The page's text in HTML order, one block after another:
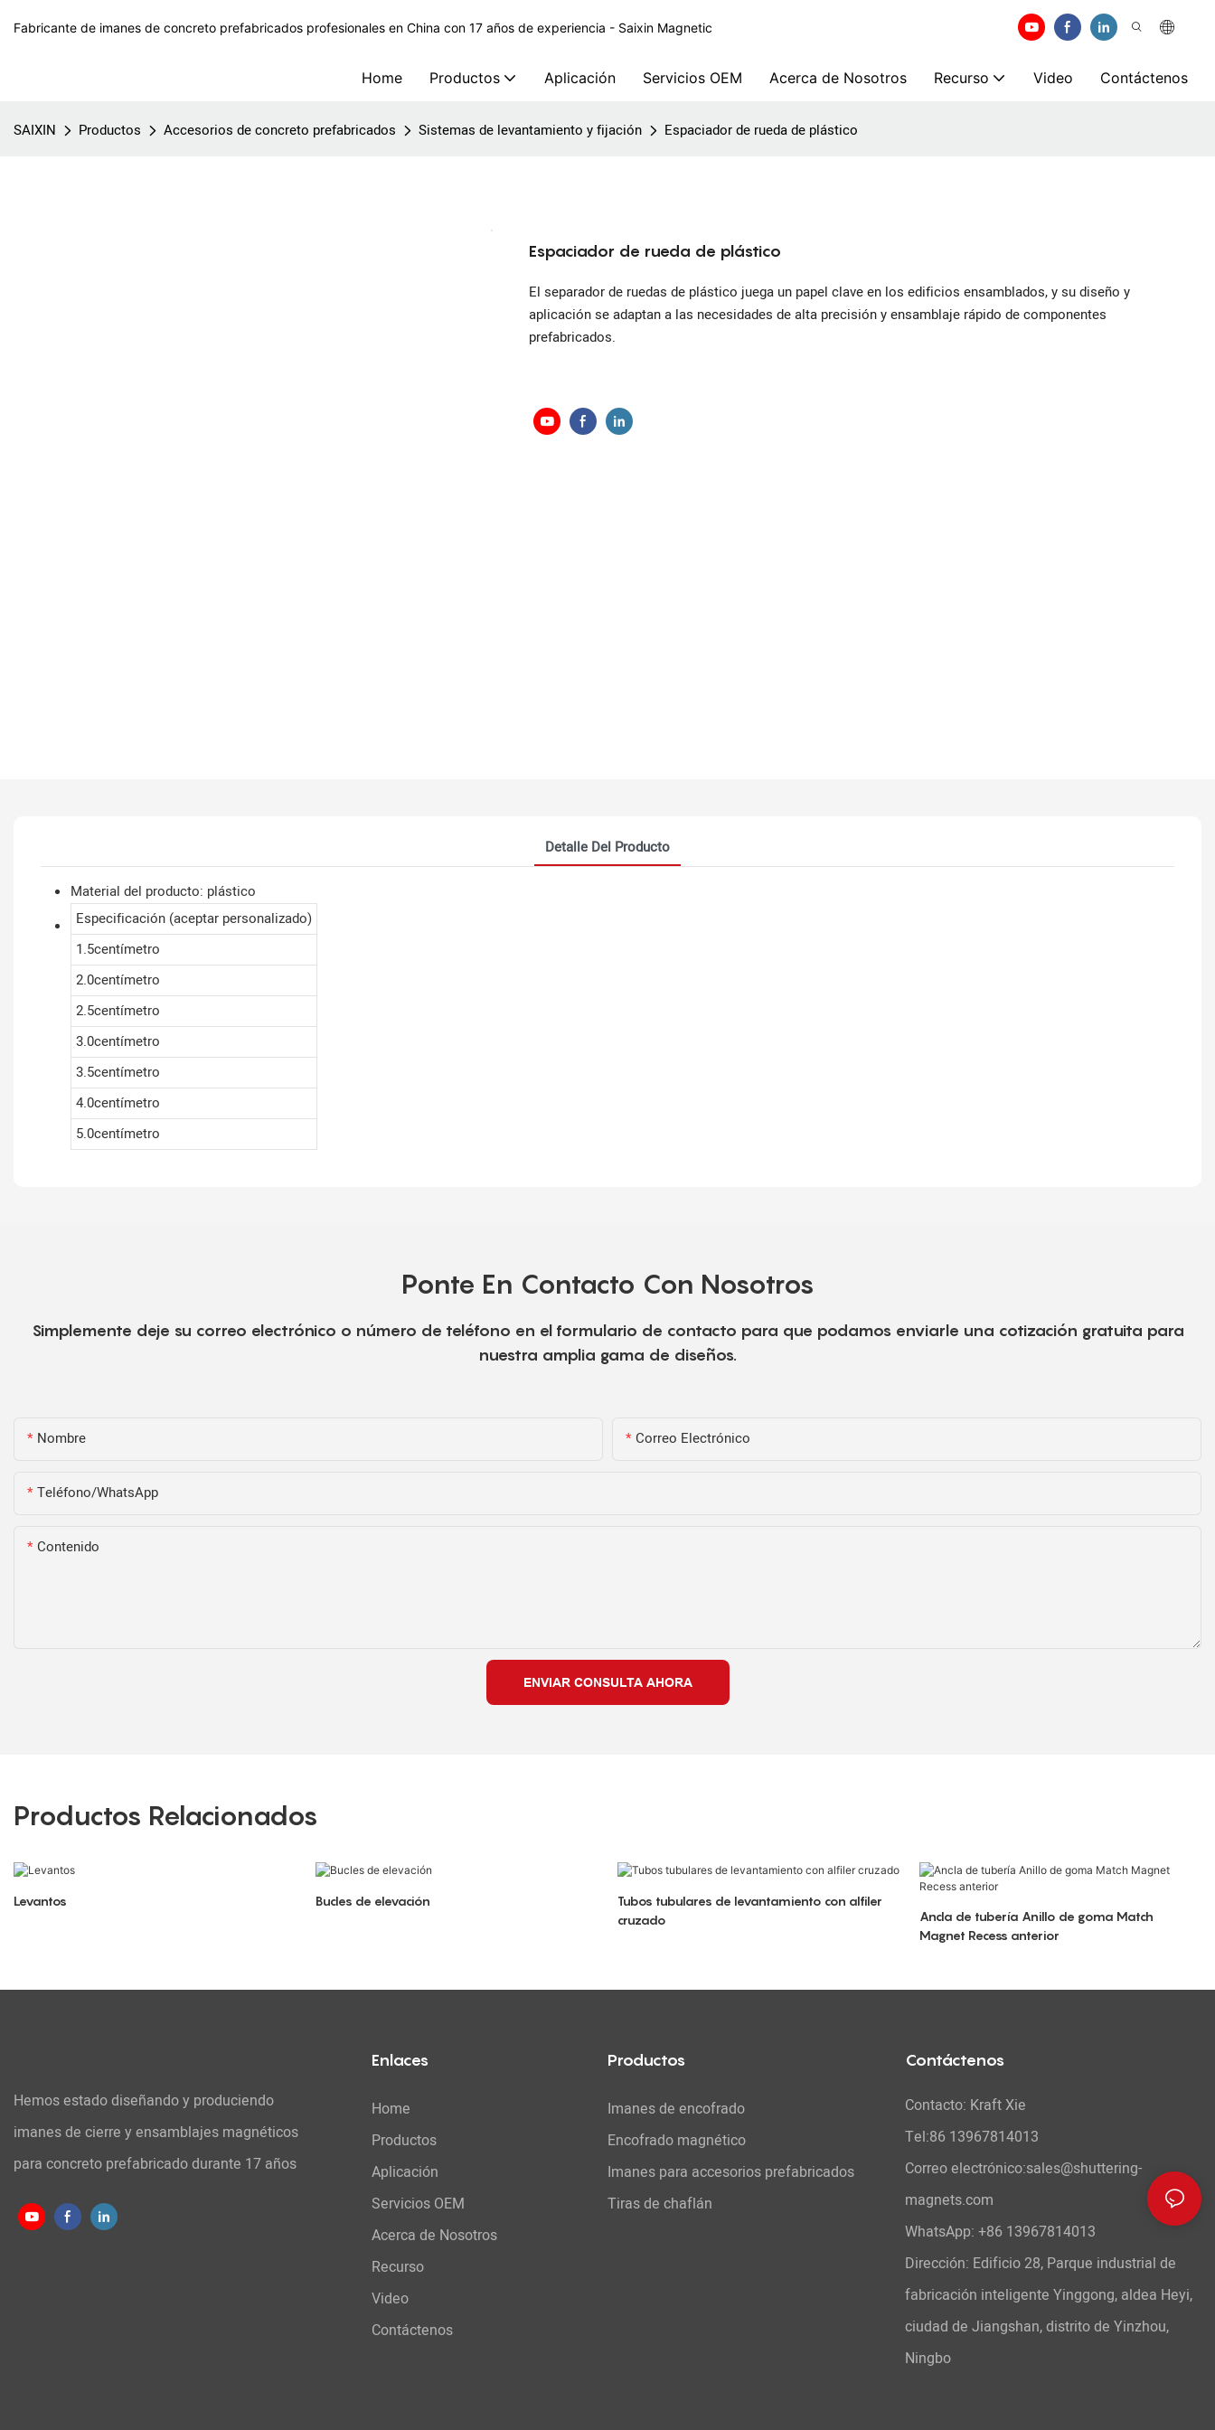
Fabricante de imanes de concreto prefabricados profesionales en China con 17 años de experiencia - Saixin Magnetic
Home Productos Aplicación Servicios OEM Acerca de Nosotros Recurso Video Contáctenos
SAIXIN Productos Accesorios de concreto prefabricados Sistemas de levantamiento y fijación Espaciador de rueda de plástico
Espaciador de rueda de plástico
El separador de ruedas de plástico juega un papel clave en los edificios ensamblados, y su diseño y
aplicación se adaptan a las necesidades de alta precisión y ensamblaje rápido de componentes
prefabricados.
Detalle Del Producto
Material del producto: plástico
Especificación (aceptar personalizado)
1.5centímetro
2.0centímetro
2.5centímetro
3.0centímetro
3.5centímetro
4.0centímetro
5.0centímetro
Ponte En Contacto Con Nosotros
Simplemente deje su correo electrónico o número de teléfono en el formulario de contacto para que podamos enviarle una cotización gratuita para
nuestra amplia gama de diseños.
Nombre Correo Electrónico
Teléfono/WhatsApp
Contenido
ENVIAR CONSULTA AHORA
Productos Relacionados
Levantos Bucles de elevación
Tubos tubulares de levantamiento con alfiler
cruzado
Ancla de tubería Anillo de goma Match
Magnet Recess anterior
Hemos estado diseñando y produciendo
imanes de cierre y ensamblajes magnéticos
para concreto prefabricado durante 17 años
Enlaces
Home
Productos
Aplicación
Servicios OEM
Acerca de Nosotros
Recurso
Video
Contáctenos
Productos
Imanes de encofrado
Encofrado magnético
Imanes para accesorios prefabricados
Tiras de chaflán
Contáctenos
Contacto: Kraft Xie
Tel:86 13967814013
Correo electrónico:sales@shuttering-
magnets.com
WhatsApp: +86 13967814013
Dirección: Edificio 28, Parque industrial de
fabricación inteligente Yinggong, aldea Heyi,
ciudad de Jiangshan, distrito de Yinzhou,
Ningbo